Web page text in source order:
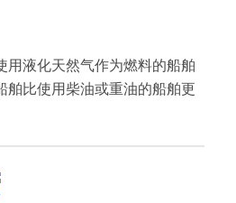
用液化天然气作为燃料的船舶
舶比使用柴油或重油的船舶更